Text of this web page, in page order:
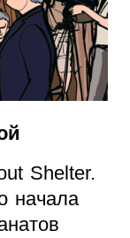
Shelter.
начала